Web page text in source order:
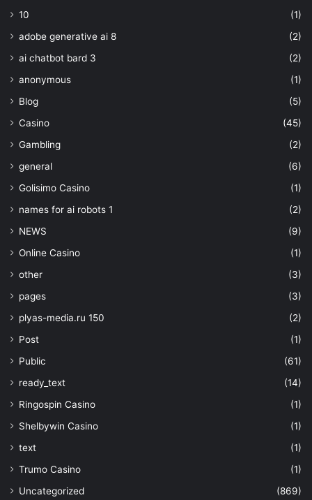
10
(1)
adobe generative ai 8
(2)
ai chatbot bard 3
(2)
anonymous
(1)
Blog
(5)
Casino
(45)
Gambling
(2)
general
(6)
Golisimo Casino
(1)
names for ai robots 1
(2)
NEWS
(9)
Online Casino
(1)
other
(3)
pages
(3)
plyas-media.ru 150
(2)
Post
(1)
Public
(61)
ready_text
(14)
Ringospin Casino
(1)
Shelbywin Casino
(1)
text
(1)
Trumo Casino
(1)
Uncategorized
(869)